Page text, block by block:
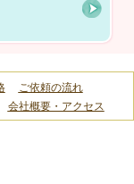
ご依頼の流れ
会社概要・アクセス